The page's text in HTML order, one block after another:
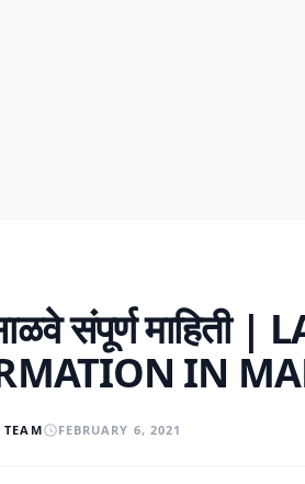
संपूर्ण माहिती |
IN
TEAM FEBRUARY 6, 2021